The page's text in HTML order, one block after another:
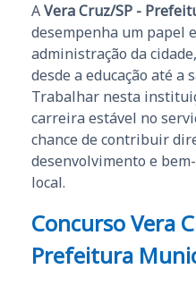
AVera Cruz/SP -
desempenha um papel
administração da
desde a educação até
Trabalhar nesta
carreira estável no
chance de contribuir
desenvolvimento e
local.
Concurso Vera
Prefeitura